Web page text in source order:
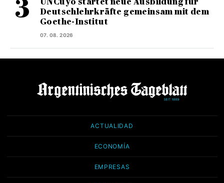
Deutschlehrkräfte gemeinsam mit dem
Goethe-Institut
07. 08. 2026
ACTUALIDAD
ECONOMÍA
EMPRESAS